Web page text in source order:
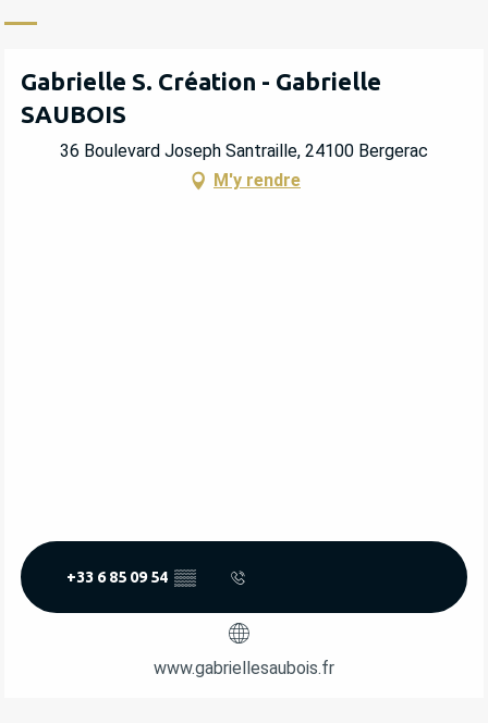
Gabrielle S. Création - Gabrielle
SAUBOIS
36 Boulevard Joseph Santraille, 24100 Bergerac
M'y rendre
+33 6 85 09 54 ▒▒
www.gabriellesaubois.fr